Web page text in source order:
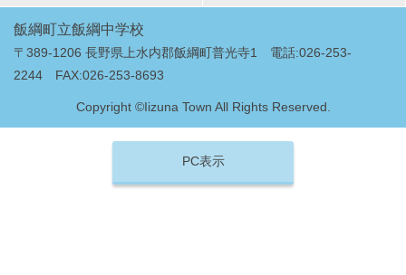
飯綱町立飯綱中学校
〒389-1206 長野県上水内郡飯綱町普光寺1 電話:026-253-
2244 FAX:026-253-8693
Copyright ©Iizuna Town All Rights Reserved.
PC表示